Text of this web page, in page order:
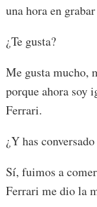
una hora en
¿Te gusta?
Me gusta mucho,
porque ahora soy
Ferrari.
¿Y has
Sí, fuimos a
Ferrari me dio la